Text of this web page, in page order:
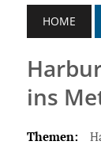
HOME
ins
Themen: